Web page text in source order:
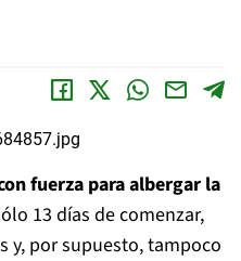
fuerza para albergar la
13 días de comenzar,
y, por supuesto, tampoco